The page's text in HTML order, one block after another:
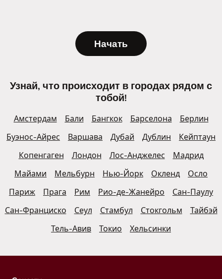
Начать
Узнай, что происходит в городах рядом с
тобой!
Амстердам Бали Бангкок Барселона
Берлин
Буэнос-Айрес
Варшава Дубай Дублин
Кейптаун
Копенгаген
Лондон Лос-Анджелес
Мадрид
Майами
Мельбурн Нью-Йорк Окленд
Осло
Париж
Прага Рим Рио-де-Жанейро
Сан-Паулу
Сан-Франциско
Сеул Стамбул Стокгольм
Тайбэй
Тель-Авив
Токио Хельсинки